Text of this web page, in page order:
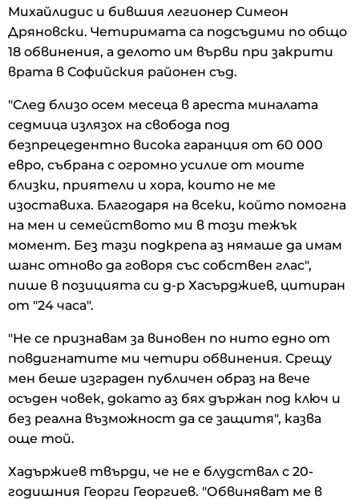
Михайлидис и бившия легионер Симеон
Дряновски. Четиримата са подсъдими по общо
18 обвинения, а делото им върви при закрити
врата в Софийския районен съд.
"След близо осем месеца в ареста миналата
седмица излязох на свобода под
безпрецедентно висока гаранция от 60 000
евро, събрана с огромно усилие от моите
близки, приятели и хора, които не ме
изоставиха. Благодаря на всеки, който помогна
на мен и семейството ми в този тежък
момент. Без тази подкрепа аз нямаше да имам
шанс отново да говоря със собствен глас",
пише в позицията си д-р Хасърджиев, цитиран
от "24 часа".
"Не се признавам за виновен по нито едно от
повдигнатите ми четири обвинения. Срещу
мен беше изграден публичен образ на вече
осъден човек, докато аз бях държан под ключ и
без реална възможност да се защитя", казва
още той.
Хадържиев твърди, че не е блудствал с 20-
годишния Георги Георгиев. "Обвиняват ме в